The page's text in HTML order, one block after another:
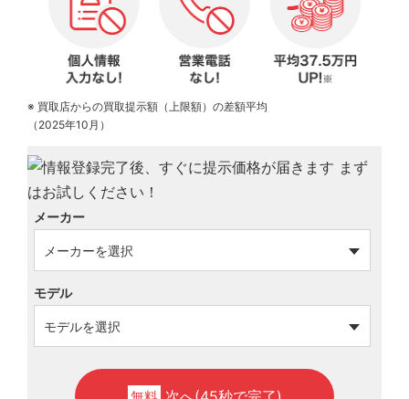
※ 買取店からの買取提示額（上限額）の差額平均
（2025年10月）
メーカー
モデル